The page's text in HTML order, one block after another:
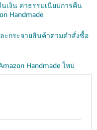
เงิน ค่าธรรมเนียมการคืน
Handmade
ะกระจายสินค้าตามคำสั่งซื้อ
Handmade ใหม่